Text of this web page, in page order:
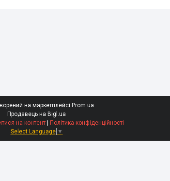
на маркетплейсі Prom.ua
Продавець на Bigl.ua
на контент | Політика конфіденційності
Select Language ▼